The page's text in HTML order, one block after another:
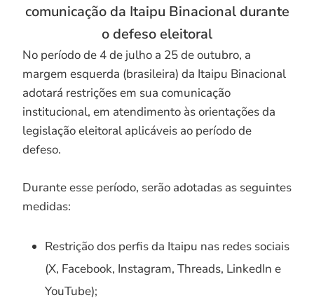
comunicação da Itaipu Binacional durante
o defeso eleitoral
No período de 4 de julho a 25 de outubro, a
margem esquerda (brasileira) da Itaipu Binacional
adotará restrições em sua comunicação
institucional, em atendimento às orientações da
legislação eleitoral aplicáveis ao período de
defeso.
Durante esse período, serão adotadas as seguintes
medidas:
Restrição dos perfis da Itaipu nas redes sociais
(X, Facebook, Instagram, Threads, LinkedIn e
YouTube);